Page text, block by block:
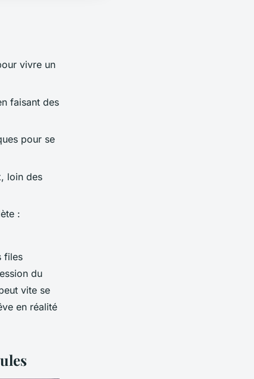
vivre un
faisant des
pour se
loin des
:
files
du
vite se
en réalité